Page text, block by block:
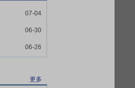
置，行业集
农村优先发
产业发展
农业农村发
了《关于
社会化服
07-04
06-30
06-26
更多